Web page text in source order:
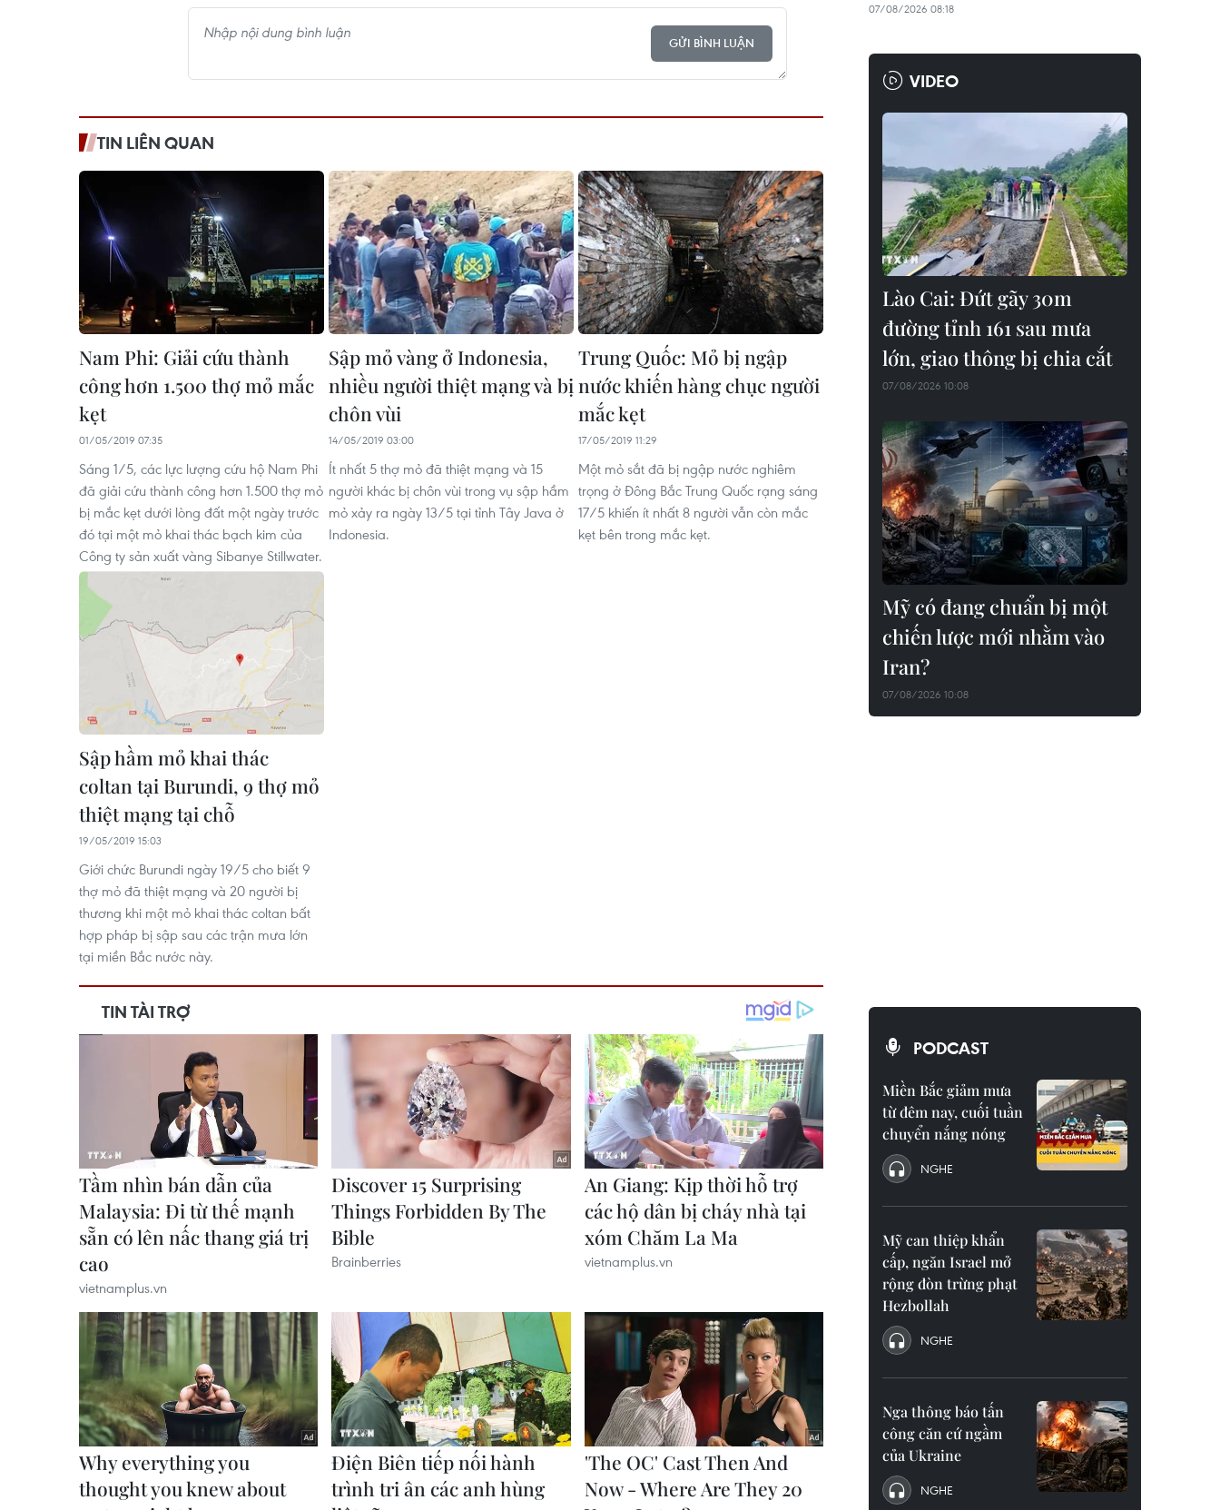
GỬI BÌNH LUẬN
TIN LIÊN QUAN
Nam Phi: Giải cứu thành
công hơn 1.500 thợ mỏ mắc
kẹt
01/05/2019 07:35
Sáng 1/5, các lực lượng cứu hộ Nam Phi
đã giải cứu thành công hơn 1.500 thợ mỏ
bị mắc kẹt dưới lòng đất một ngày trước
đó tại một mỏ khai thác bạch kim của
Công ty sản xuất vàng Sibanye Stillwater.
Sập mỏ vàng ở Indonesia,
nhiều người thiệt mạng và bị
chôn vùi
14/05/2019 03:00
Ít nhất 5 thợ mỏ đã thiệt mạng và 15
người khác bị chôn vùi trong vụ sập hầm
mỏ xảy ra ngày 13/5 tại tỉnh Tây Java ở
Indonesia.
Trung Quốc: Mỏ bị ngập
nước khiến hàng chục người
mắc kẹt
17/05/2019 11:29
Một mỏ sắt đã bị ngập nước nghiêm
trọng ở Đông Bắc Trung Quốc rạng sáng
17/5 khiến ít nhất 8 người vẫn còn mắc
kẹt bên trong mắc kẹt.
Sập hầm mỏ khai thác
coltan tại Burundi, 9 thợ mỏ
thiệt mạng tại chỗ
19/05/2019 15:03
Giới chức Burundi ngày 19/5 cho biết 9
thợ mỏ đã thiệt mạng và 20 người bị
thương khi một mỏ khai thác coltan bất
hợp pháp bị sập sau các trận mưa lớn
tại miền Bắc nước này.
07/08/2026 08:18
VIDEO
Lào Cai: Đứt gãy 30m
đường tỉnh 161 sau mưa
lớn, giao thông bị chia cắt
07/08/2026 10:08
Mỹ có đang chuẩn bị một
chiến lược mới nhằm vào
Iran?
07/08/2026 10:08
PODCAST
Miền Bắc giảm mưa
từ đêm nay, cuối tuần
chuyển nắng nóng
NGHE
Mỹ can thiệp khẩn
cấp, ngăn Israel mở
rộng đòn trừng phạt
Hezbollah
NGHE
Nga thông báo tấn
công căn cứ ngầm
của Ukraine
NGHE